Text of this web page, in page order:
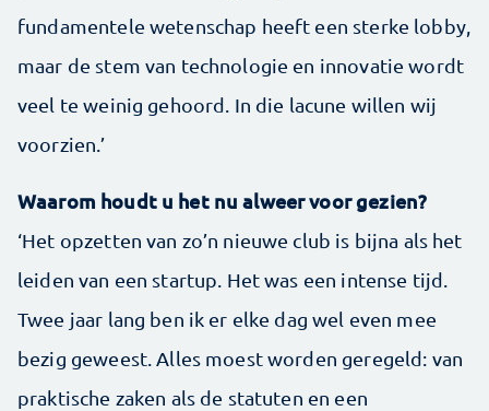
fundamentele wetenschap heeft een sterke lobby,
maar de stem van technologie en innovatie wordt
veel te weinig gehoord. In die lacune willen wij
voorzien.’
Waarom houdt u het nu alweer voor gezien?
‘Het opzetten van zo’n nieuwe club is bijna als het
leiden van een startup. Het was een intense tijd.
Twee jaar lang ben ik er elke dag wel even mee
bezig geweest. Alles moest worden geregeld: van
praktische zaken als de statuten en een